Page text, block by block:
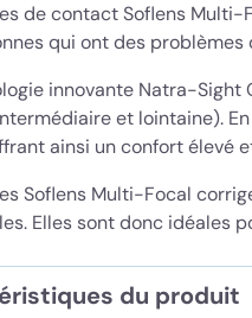
de contact Soflens
qui ont des
innovante Natra-
et lointaine).
ainsi un confort élevé
Soflens Multi-Focal
Elles sont donc idéales
du produit